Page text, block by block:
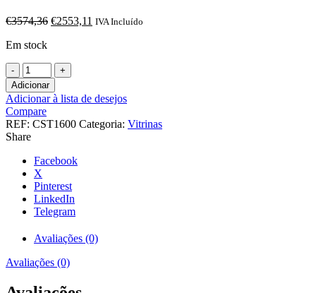
€3574,36 O
€3574,36.
€2553,11 O
IVA Incluído
Em stock
Quantidade
de
Armario
Expositor
Refrigerado
1600
litros
3
Puertas
Batientes
de
Vidrio
1720
x730
x2060h
mm
PEKIN
Adicionar
Adicionar à lista de desejos
Compare
REF: CST1600 Categoria: Vitrinas
Share
Facebook
X
Pinterest
LinkedIn
Telegram
Avaliações (0)
Avaliações (0)